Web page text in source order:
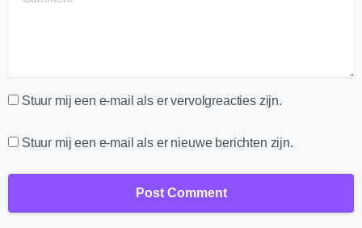
Stuur mij een e-mail als er vervolgreacties zijn.
Stuur mij een e-mail als er nieuwe berichten zijn.